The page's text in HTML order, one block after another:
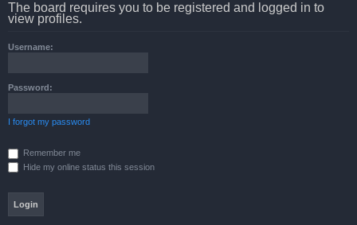
The board requires you to be registered and logged in to
view profiles.
Username:
Password:
I forgot my password
Remember me
Hide my online status this session